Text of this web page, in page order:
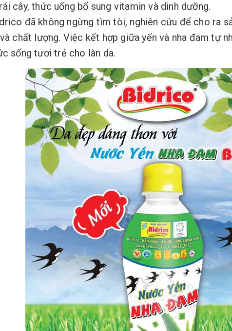
cây, thức uống bổ sung vitamin và dinh dưỡng.
đã không ngừng tìm tòi, nghiên cứu để cho ra
chất lượng. Việc kết hợp giữa yến và nha đam tự
sống tươi trẻ cho làn da.